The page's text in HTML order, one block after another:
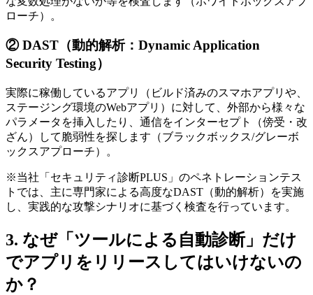
ローチ）。
② DAST（動的解析：Dynamic Application
Security Testing）
実際に稼働しているアプリ（ビルド済みのスマホアプリや、
ステージング環境のWebアプリ）に対して、外部から様々な
パラメータを挿入したり、通信をインターセプト（傍受・改
ざん）して脆弱性を探します（ブラックボックス/グレーボ
ックスアプローチ）。
※当社「セキュリティ診断PLUS」のペネトレーションテス
トでは、主に専門家による高度なDAST（動的解析）を実施
し、実践的な攻撃シナリオに基づく検査を行っています。
3. なぜ「ツールによる自動診断」だけ
でアプリをリリースしてはいけないの
か？